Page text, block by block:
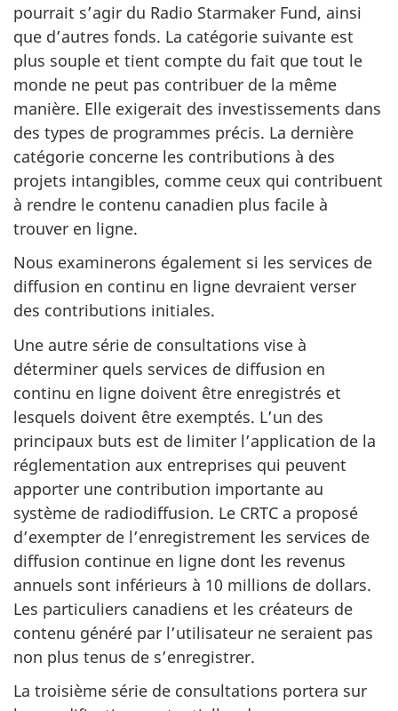
pourrait s’agir du Radio Starmaker Fund, ainsi
que d’autres fonds. La catégorie suivante est
plus souple et tient compte du fait que tout le
monde ne peut pas contribuer de la même
manière. Elle exigerait des investissements dans
des types de programmes précis. La dernière
catégorie concerne les contributions à des
projets intangibles, comme ceux qui contribuent
à rendre le contenu canadien plus facile à
trouver en ligne.
Nous examinerons également si les services de
diffusion en continu en ligne devraient verser
des contributions initiales.
Une autre série de consultations vise à
déterminer quels services de diffusion en
continu en ligne doivent être enregistrés et
lesquels doivent être exemptés. L’un des
principaux buts est de limiter l’application de la
réglementation aux entreprises qui peuvent
apporter une contribution importante au
système de radiodiffusion. Le CRTC a proposé
d’exempter de l’enregistrement les services de
diffusion continue en ligne dont les revenus
annuels sont inférieurs à 10 millions de dollars.
Les particuliers canadiens et les créateurs de
contenu généré par l’utilisateur ne seraient pas
non plus tenus de s’enregistrer.
La troisième série de consultations portera sur